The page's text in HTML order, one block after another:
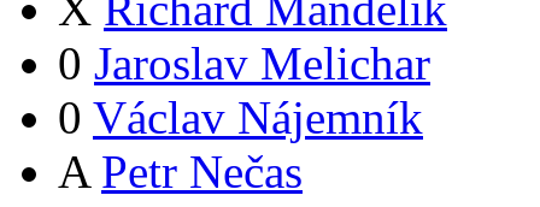
0 Jaroslav Melichar
0 Václav Nájemník
A Petr Nečas